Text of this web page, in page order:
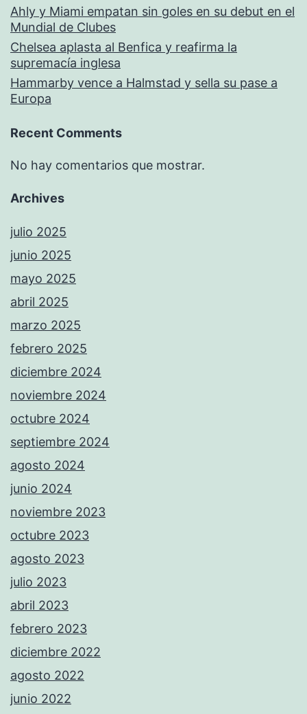
Ahly y Miami empatan sin goles en su debut en el
Mundial de Clubes
Chelsea aplasta al Benfica y reafirma la
supremacía inglesa
Hammarby vence a Halmstad y sella su pase a
Europa
Recent Comments
No hay comentarios que mostrar.
Archives
julio 2025
junio 2025
mayo 2025
abril 2025
marzo 2025
febrero 2025
diciembre 2024
noviembre 2024
octubre 2024
septiembre 2024
agosto 2024
junio 2024
noviembre 2023
octubre 2023
agosto 2023
julio 2023
abril 2023
febrero 2023
diciembre 2022
agosto 2022
junio 2022